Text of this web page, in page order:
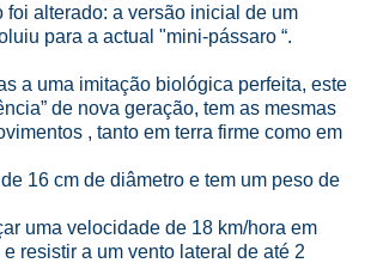
foi alterado: a versão inicial de um
para a actual "mini-pássaro “.
a uma imitação biológica perfeita, este
de nova geração, tem as mesmas
, tanto em terra firme como em
16 cm de diâmetro e tem um peso de
uma velocidade de 18 km/hora em
resistir a um vento lateral de até 2